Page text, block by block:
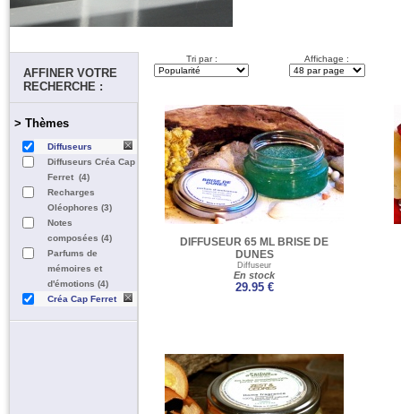
AFFINER VOTRE
RECHERCHE :
> Thèmes
Diffuseurs
Diffuseurs Créa Cap
Ferret (4)
Recharges
Oléophores (3)
Notes
composées (4)
Parfums de
mémoires et
d'émotions (4)
Créa Cap Ferret
Tri par : Affichage :
DIFFUSEUR 65 ML BRISE DE
DUNES
Diffuseur
En stock
29.95 €